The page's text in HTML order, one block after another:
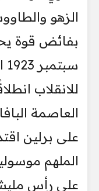
الزهو
للانقلاب
العاصمة
على برلين
الملهم